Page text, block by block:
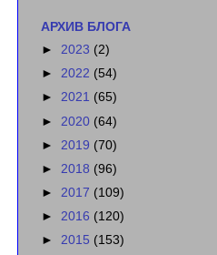
АРХИВ БЛОГА
► 2023 (2)
► 2022 (54)
► 2021 (65)
► 2020 (64)
► 2019 (70)
► 2018 (96)
► 2017 (109)
► 2016 (120)
► 2015 (153)